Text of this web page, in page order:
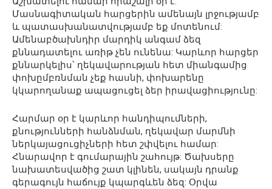
Մասնագիտական հարցերին ամենայն լրջությամբ
և պատասխանատվությամբ եք մոտենում:
Ամենաբծախնդիր մարդիկ անգամ ձեզ
քննադատելու առիթ չեն ունենա: Կարևոր հարցեր
քննարկելիս՝ ղեկավարության հետ միանգամից
փոխըմբռնման չեք հասնի, փոխարենը
կկարողանաք ապացուցել ձեր իրավացիությունը:
Հարմար օր է կարևոր հանդիպումների,
քնությունների հանձնման, ղեկավար մարմնի
ներկայացուցիչների հետ շփվելու համար:
Հնարավոր է գումարային շահույթ: Ծախսերը
նախատեսվածից շատ կլինեն, սակայն դրանք
գերագույն հաճույք կպարգևեն ձեզ: Օրվա